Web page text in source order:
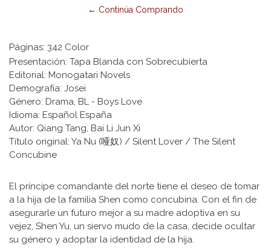
← Continúa Comprando
Páginas: 342 Color
Presentación: Tapa Blanda con Sobrecubierta
Editorial: Monogatari Novels
Demografía: Josei
Género: Drama, BL - Boys Love
Idioma: Español España
Autor: Qiang Tang, Bai Li Jun Xi
Título original: Ya Nu (哑奴) / Silent Lover / The Silent
Concubine
El príncipe comandante del norte tiene el deseo de tomar
a la hija de la familia Shen como concubina. Con el fin de
asegurarle un futuro mejor a su madre adoptiva en su
vejez, Shen Yu, un siervo mudo de la casa, decide ocultar
su género y adoptar la identidad de la hija.